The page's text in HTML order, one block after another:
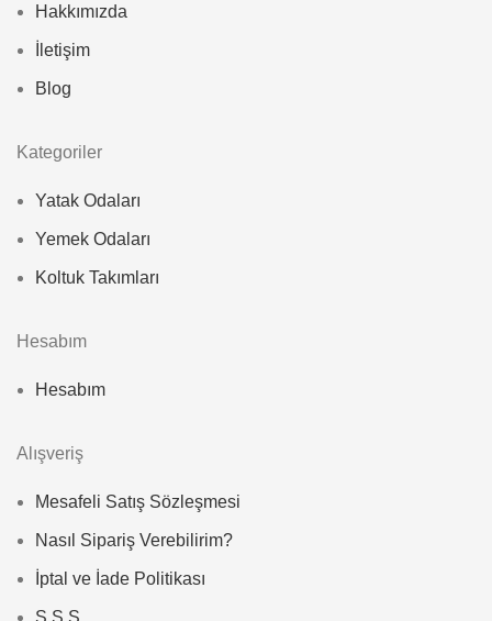
Hakkımızda
İletişim
Blog
Kategoriler
Yatak Odaları
Yemek Odaları
Koltuk Takımları
Hesabım
Hesabım
Alışveriş
Mesafeli Satış Sözleşmesi
Nasıl Sipariş Verebilirim?
İptal ve İade Politikası
S.S.S